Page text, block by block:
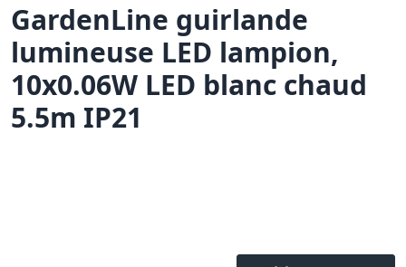
GardenLine guirlande
lumineuse LED lampion,
10x0.06W LED blanc chaud
5.5m IP21